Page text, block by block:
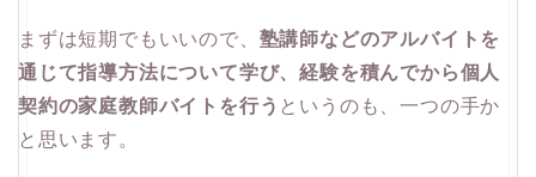
まずは短期でもいいので、 塾講師などのアルバイトを
通じて指導方法について学び、経験を積んでから個人
契約の家庭教師バイトを行う というのも、一つの手か
と思います。